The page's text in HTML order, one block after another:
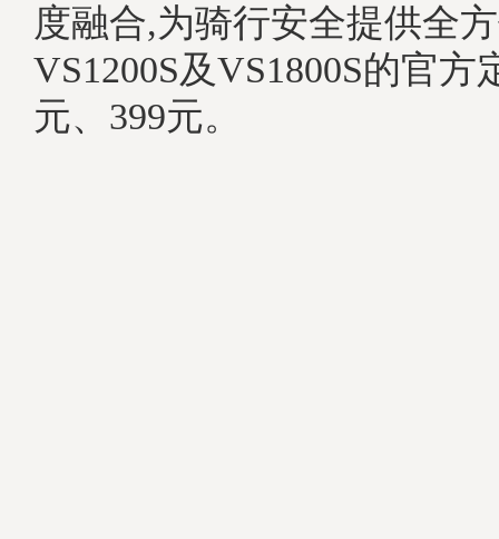
度融合,为骑行安全提供全
VS1200S及VS1800S的官方
元、399元。